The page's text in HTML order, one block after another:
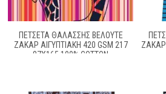
ΠΕΤΣΕΤΑ ΘΑΛΑΣΣΗΣ ΒΕΛΟΥΤΕ
ΖΑΚΆΡ ΑΙΓΥΠΤΙΑΚΉ 420 GSM 217
87X165 100% COTTON
ΖΑΚΆΡ